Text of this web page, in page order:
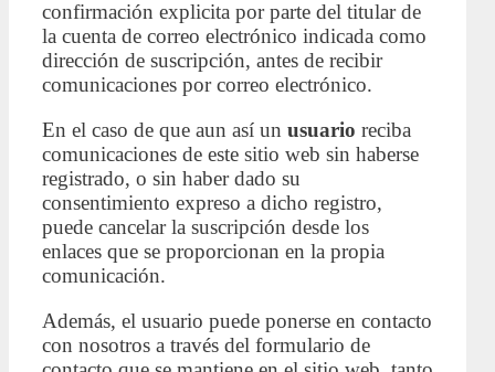
confirmación explicita por parte del titular de
la cuenta de correo electrónico indicada como
dirección de suscripción, antes de recibir
comunicaciones por correo electrónico.
En el caso de que aun así un usuario reciba
comunicaciones de este sitio web sin haberse
registrado, o sin haber dado su
consentimiento expreso a dicho registro,
puede cancelar la suscripción desde los
enlaces que se proporcionan en la propia
comunicación.
Además, el usuario puede ponerse en contacto
con nosotros a través del formulario de